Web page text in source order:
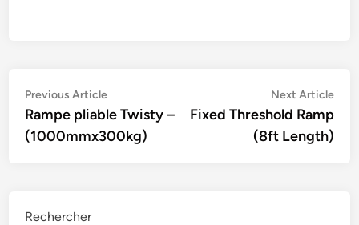
Navigation
de
l’article
Previous ArticlePrevious
article:
Rampe pliable Twisty –
(1000mmx300kg)
Next Article
Fixed Threshold Ramp
(8ft Length)
Rechercher